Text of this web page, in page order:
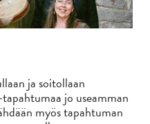
ja soitollaan
jo useamman
myös tapahtuman